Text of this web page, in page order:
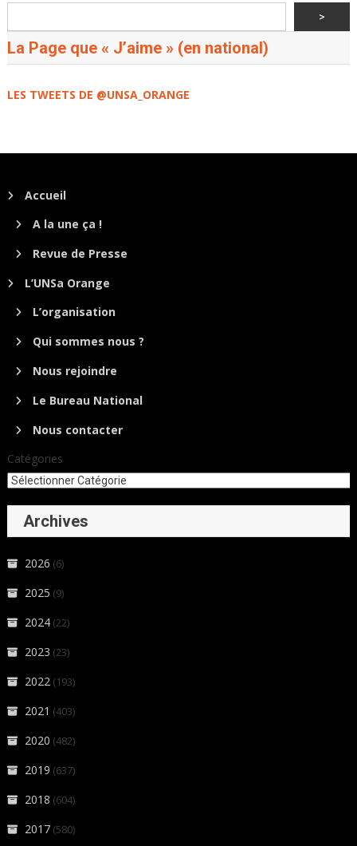
>
La Page que « J’aime » (en national)
LES TWEETS DE @UNSA_ORANGE
Accueil
A la une ça !
Revue de Presse
L’UNSa Orange
L’organisation
Qui sommes nous ?
Nous rejoindre
Le Bureau National
Nous contacter
Catégories
Archives
2026 (6)
2025 (9)
2024 (22)
2023 (23)
2022 (193)
2021 (403)
2020 (482)
2019 (637)
2018 (604)
2017 (580)